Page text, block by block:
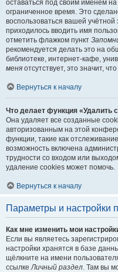
оставаться под своим именем
ограниченное время. Это
воспользоваться вашей
приходилось вводить имя
отметить флажком пункт
рекомендуется делать это на
библиотеке, интернет-кафе,
меня отсутствует, это значит,
Вернуться к началу
Что делает функция «Удалить
Она удаляет все созданные
авторизованным на этой
функции, такие как
возможность включена
трудности со входом или
удаление cookies может помочь.
Вернуться к началу
Параметры и настройки
Как мне изменить мои
Если вы являетесь
настройки хранятся в базе
щёлкните на имени
ссылкеЛичный раздел. Там вы